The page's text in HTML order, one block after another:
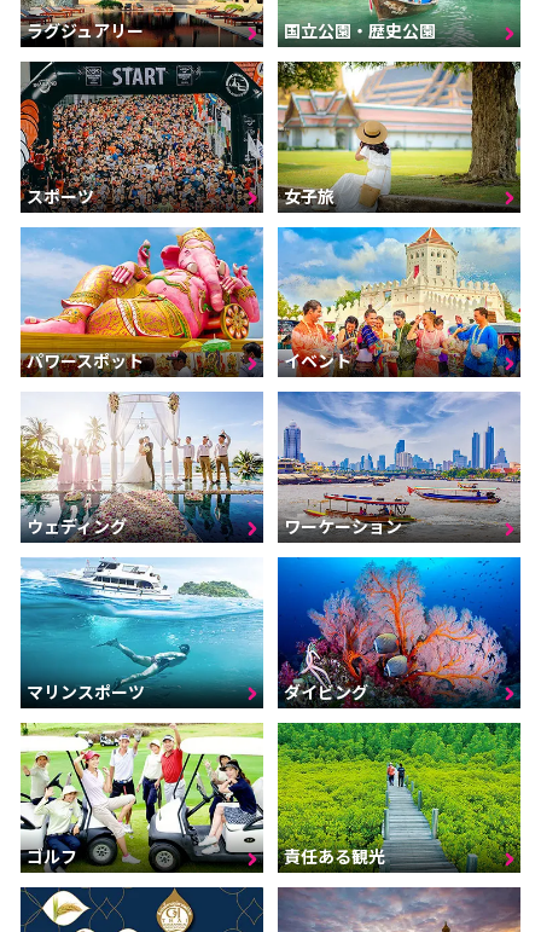
ラグジュアリー 国立公園・歴史公園
スポーツ 女子旅
パワースポット イベント
ウェディング ワーケーション
マリンスポーツ ダイビング
ゴルフ 責任ある観光